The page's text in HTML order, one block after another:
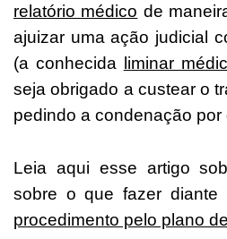
relatório médico de
ajuizar uma ação judicial
(a conhecida liminar
seja obrigado a custear o
pedindo a condenação por
Leia aqui esse artigo
sobre o que fazer diante
procedimento pelo plano